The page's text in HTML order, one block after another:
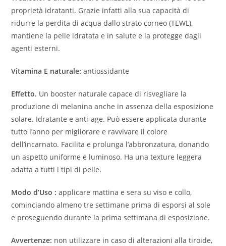
proprietà idratanti. Grazie infatti alla sua capacità di
ridurre la perdita di acqua dallo strato corneo (TEWL),
mantiene la pelle idratata e in salute e la protegge dagli
agenti esterni.
Vitamina E naturale: antiossidante
Effetto. Un booster naturale capace di risvegliare la
produzione di melanina anche in assenza della esposizione
solare. Idratante e anti-age. Può essere applicata durante
tutto l’anno per migliorare e ravvivare il colore
dell’incarnato. Facilita e prolunga l’abbronzatura, donando
un aspetto uniforme e luminoso. Ha una texture leggera
adatta a tutti i tipi di pelle.
Modo d’Uso :applicare mattina e sera su viso e collo,
cominciando almeno tre settimane prima di esporsi al sole
e proseguendo durante la prima settimana di esposizione.
Avvertenze: non utilizzare in caso di alterazioni alla tiroide,